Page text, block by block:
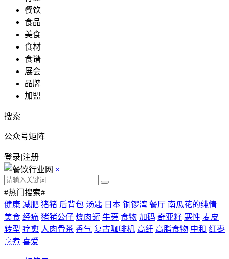
餐饮
食品
美食
食材
食谱
展会
品牌
加盟
搜索
公众号矩阵
登录|注册
×
#热门搜索#
健康 减肥 猪猪 后背包 汤匙 日本 铜锣湾 餐厅 南瓜花的纯情
美食 经痛 猪猪公仔 烧肉罐 牛蒡 食物 加码 奇亚籽 寒性 麦皮
转型 疗愈 人肉骨茶 香气 复古咖啡机 高纤 高脂食物 中和 红枣
烹煮 喜爱